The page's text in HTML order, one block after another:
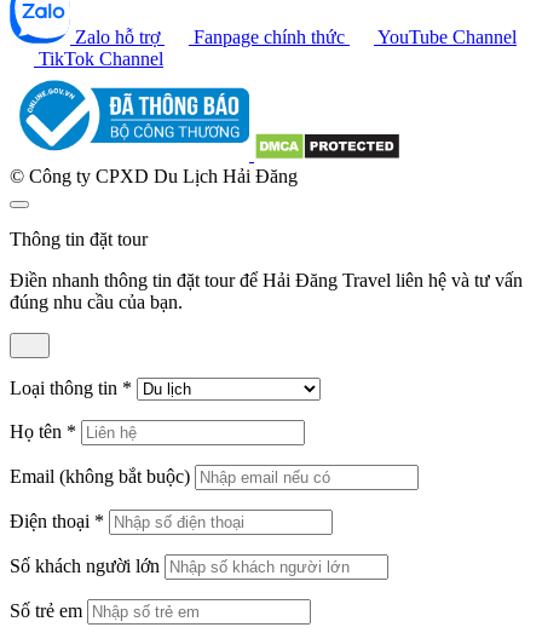
Zalo hỗ trợ Fanpage chính thức
YouTube Channel
TikTok Channel
© Công ty CPXD Du Lịch Hải Đăng
Thông tin đặt tour
Điền nhanh thông tin đặt tour để Hải Đăng Travel liên hệ và tư vấn
đúng nhu cầu của bạn.
Loại thông tin *
Họ tên *
Email (không bắt buộc)
Điện thoại *
Số khách người lớn
Số trẻ em